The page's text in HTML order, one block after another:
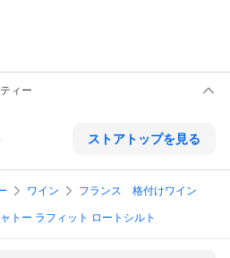
ィー
ストアトップを見る
ワイン フランス 格付けワイン
トー ラフィット ロートシルト